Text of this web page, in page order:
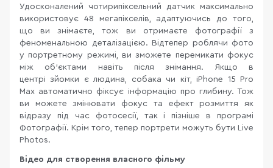
Удосконалений чотирипіксельний датчик максимально
використовує 48 мегапікселів, адаптуючись до того,
що ви знімаєте, тож ви отримаєте фотографії з
феноменальною деталізацією. Відтепер роблячи фото
у портретному режимі, ви зможете перемикати фокус
між об’єктами навіть після знімання. Якщо в
центрі зйомки є людина, собака чи кіт, iPhone 15 Pro
Max автоматично фіксує інформацію про глибину. Тож
ви можете змінювати фокус та ефект розмиття як
відразу під час фотосесії, так і пізніше в програмі
Фотографії. Крім того, тепер портрети можуть бути Live
Photos.
Відео для створення власного фільму